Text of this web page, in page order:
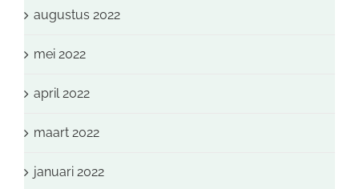
augustus 2022
mei 2022
april 2022
maart 2022
januari 2022